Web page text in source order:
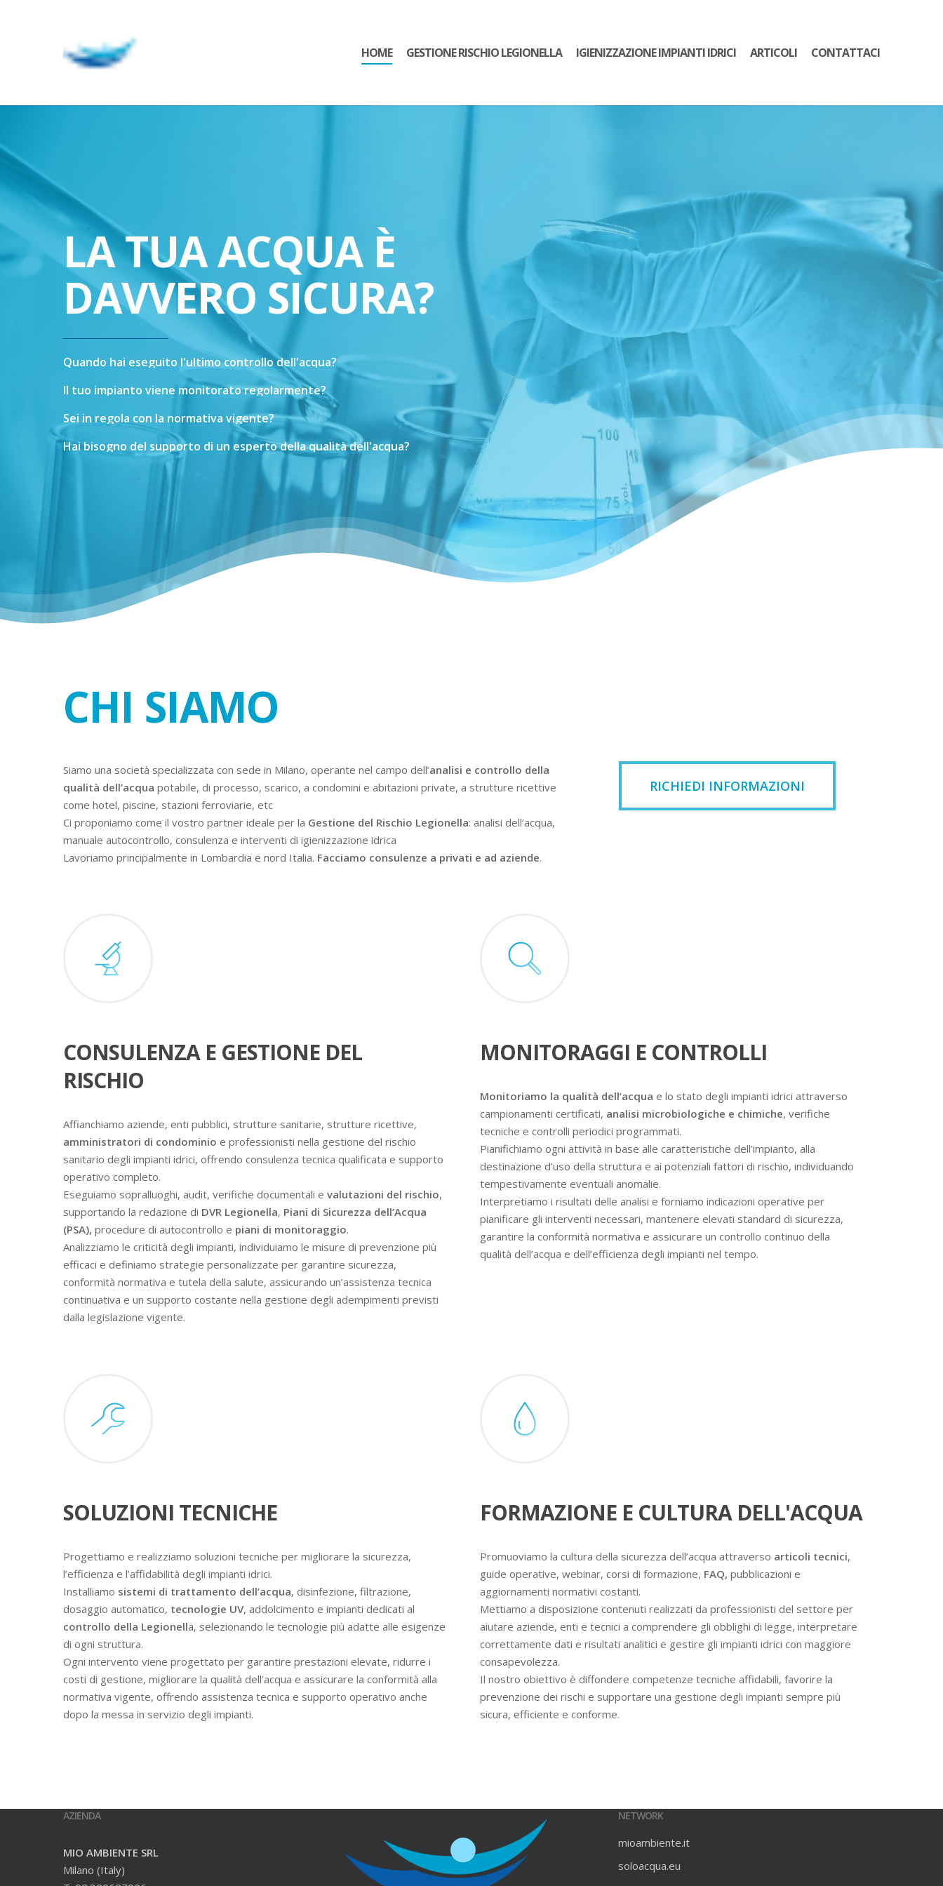
HOME GESTIONE RISCHIO LEGIONELLA IGIENIZZAZIONE IMPIANTI IDRICI ARTICOLI CONTATTACI
LA TUA ACQUA È
DAVVERO SICURA?
Quando hai eseguito l'ultimo controllo dell'acqua?
Il tuo impianto viene monitoratoregolarmente?
Sei in regola con la normativa vigente?
Hai bisogno del supporto di un espertodellaqualitàdell'acqua?
CHI SIAMO
Siamo una società specializzata con sede in Milano, operante nel campo dell’analisi e controllo della
qualità dell’acquapotabile, di processo, scarico, a condomini e abitazioni private, a strutture ricettive
come hotel, piscine, stazioni ferroviarie, etc
Ci proponiamo come il vostro partner ideale per la Gestione del Rischio Legionella: analisi dell’acqua,
manuale autocontrollo, consulenza e interventi di igienizzazione idrica
Lavoriamo principalmente in Lombardia e nord Italia. Facciamo consulenze a privati e ad aziende.
RICHIEDI INFORMAZIONI
CONSULENZA E GESTIONE DEL
RISCHIO
Affianchiamo aziende, enti pubblici, strutture sanitarie, strutture ricettive,
amministratori di condominio e professionisti nella gestione del rischio
sanitario degli impianti idrici, offrendo consulenza tecnica qualificata e supporto
operativo completo.
Eseguiamo sopralluoghi, audit, verifiche documentali evalutazioni del rischio,
supportando la redazione di DVR Legionella, Piani di Sicurezza dell’Acqua
(PSA), procedure di autocontrollo e piani di monitoraggio.
Analizziamo le criticità degli impianti, individuiamo le misure di prevenzione più
efficaci e definiamo strategie personalizzate per garantire sicurezza,
conformità normativa e tutela della salute, assicurando un’assistenza tecnica
continuativa e un supporto costante nella gestione degli adempimenti previsti
dalla legislazione vigente.
MONITORAGGI E CONTROLLI
Monitoriamo la qualità dell’acqua e lo stato degli impianti idrici attraverso
campionamenti certificati, analisi microbiologiche e chimiche, verifiche
tecniche e controlli periodici programmati.
Pianifichiamo ogni attività in base alle caratteristiche dell’impianto, alla
destinazione d’uso della struttura e ai potenziali fattori di rischio, individuando
tempestivamente eventuali anomalie.
Interpretiamo i risultati delle analisi e forniamo indicazioni operative per
pianificare gli interventi necessari, mantenere elevati standard di sicurezza,
garantire la conformità normativa e assicurare un controllo continuo della
qualità dell’acqua e dell’efficienza degli impianti nel tempo.
SOLUZIONI TECNICHE
Progettiamo e realizziamo soluzioni tecniche per migliorare la sicurezza,
l’efficienza e l’affidabilità degli impianti idrici.
Installiamo sistemi di trattamento dell’acqua, disinfezione, filtrazione,
dosaggio automatico, tecnologie UV, addolcimento e impianti dedicati al
controllo della Legionella, selezionando le tecnologie più adatte alle esigenze
di ogni struttura.
Ogni intervento viene progettato per garantire prestazioni elevate, ridurre i
costi di gestione, migliorare la qualità dell’acqua e assicurare la conformità alla
normativa vigente, offrendo assistenza tecnica e supporto operativo anche
dopo la messa in servizio degli impianti.
FORMAZIONE E CULTURA DELL'ACQUA
Promuoviamo la cultura della sicurezza dell’acqua attraverso articoli tecnici,
guide operative, webinar, corsi di formazione, FAQ, pubblicazioni e
aggiornamenti normativi costanti.
Mettiamo a disposizione contenuti realizzati da professionisti del settore per
aiutare aziende, enti e tecnici a comprendere gli obblighi di legge, interpretare
correttamente dati e risultati analitici e gestire gli impianti idrici con maggiore
consapevolezza.
Il nostro obiettivo è diffondere competenze tecniche affidabili, favorire la
prevenzione dei rischi e supportare una gestione degli impianti sempre più
sicura, efficiente e conforme.
AZIENDA
MIO AMBIENTE SRL
Milano (Italy)
NETWORK
mioambiente.it
soloacqua.eu